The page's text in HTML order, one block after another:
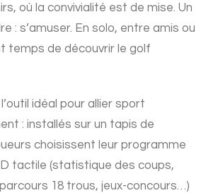
où la convivialité est de mise. Un
: s’amuser. En solo, entre amis ou
temps de découvrir le golf
idéal pour allier sport
: installés sur un tapis de
choisissent leur programme
tactile (statistique des coups,
18 trous, jeux-concours…)